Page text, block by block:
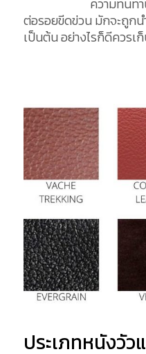
ความทนท
ต่อรอยขีดข่วน มักจะถูกน
เป็นต้น อย่างไรก็ดีควรเ
ประเภทหนังวัว